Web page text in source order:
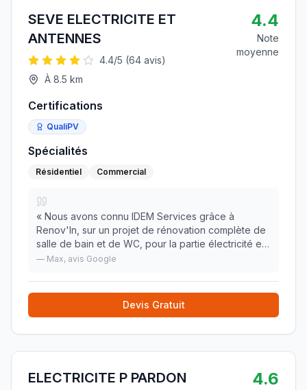
SEVE ELECTRICITE ET
ANTENNES
4.4/5 (64 avis)
À 8.5 km
4.4
Note
moyenne
Certifications
QualiPV
Spécialités
Résidentiel Commercial
« Nous avons connu IDEM Services grâce à
Renov'In, sur un projet de rénovation complète de
salle de bain et de WC, pour la partie électricité et
VMC Nous avons apprécié l'écoute et
profess»
— Max, avis Google
Devis Gratuit
ELECTRICITE P PARDON 4.6